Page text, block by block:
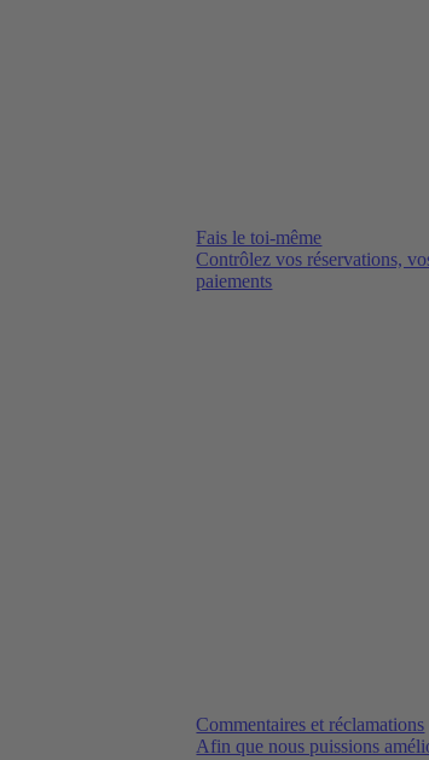
Fais le toi-même
Contrôlez vos réservations,
paiements
Commentaires et réclamations
Afin que nous puissions